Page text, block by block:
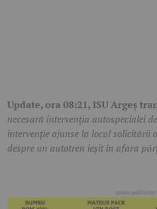
Update, ora 08:21, ISU Argeș
necesară intervenția autospecialei
intervenție ajunse la locul solicitării
despre un autotren ieșit în afara